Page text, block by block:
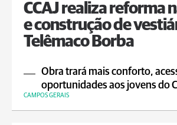
CCAJ realiza reforma
e construção de
Telêmaco Borba
Obra trará mais conforto,
oportunidades aos jovens do
CAMPOS GERAIS